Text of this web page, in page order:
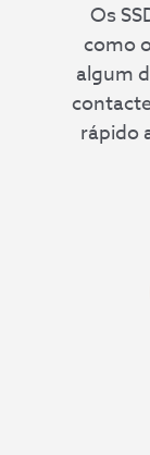
Os
como
algum
rápido